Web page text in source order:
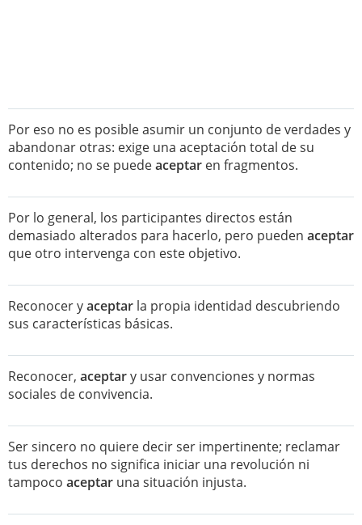
Por eso no es posible asumir un conjunto de verdades y
abandonar otras: exige una aceptación total de su
contenido; no se puedeaceptar en fragmentos.
Por lo general, los participantes directos están
demasiado alterados para hacerlo, pero pueden aceptar
que otro intervenga con este objetivo.
Reconocer yaceptar la propia identidad descubriendo
sus características básicas.
Reconocer, aceptary usar convenciones y normas
sociales de convivencia.
Ser sincero no quiere decir ser impertinente; reclamar
tus derechos no significa iniciar una revolución ni
tampoco aceptar una situación injusta.